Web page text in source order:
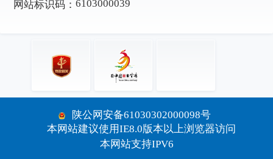
网站标识码： 6103000039
陕公网安备61030302000098号
本网站建议使用IE8.0版本以上浏览器访问
本网站支持IPV6